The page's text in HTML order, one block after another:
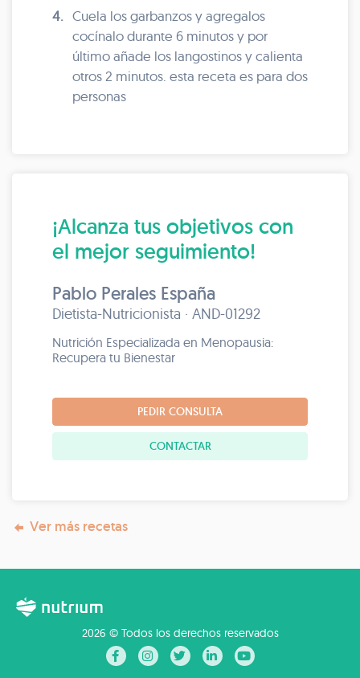
4. Cuela los garbanzos y agregalos
cocínalo durante 6 minutos y por
último añade los langostinos y calienta
otros 2 minutos. esta receta es para dos
personas
¡Alcanza tus objetivos con
el mejor seguimiento!
Pablo Perales España
Dietista-Nutricionista · AND-01292
Nutrición Especializada en Menopausia:
Recupera tu Bienestar
PEDIR CONSULTA
CONTACTAR
Ver más recetas
2026 © Todos los derechos reservados